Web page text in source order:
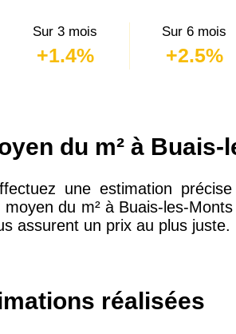
Sur 3 mois
+1.4%
Sur 6 mois
+2.5%
du m² à Buais-
une estimation
du m² à Buais-les-Monts
assurent un prix au plus juste.
réalisées